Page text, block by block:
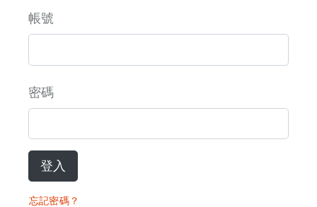
帳號
密碼
登入
忘記密碼？